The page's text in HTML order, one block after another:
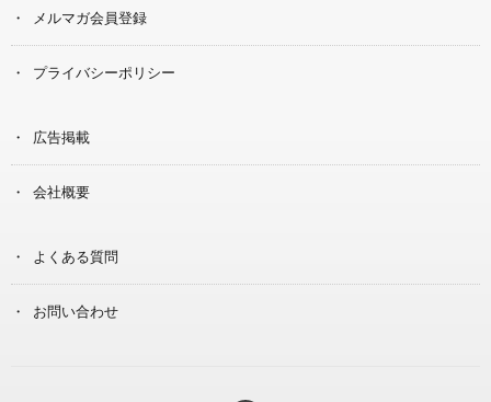
メルマガ会員登録
プライバシーポリシー
広告掲載
会社概要
よくある質問
お問い合わせ